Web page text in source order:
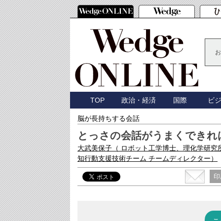
TOP 政治・経済 国際 ビ
脳が長持ちする会話
とっさの会話がうまくでき
大武美保子 （ ロボット工学博士、理化学研
知行動支援技術チーム チームディレクター）